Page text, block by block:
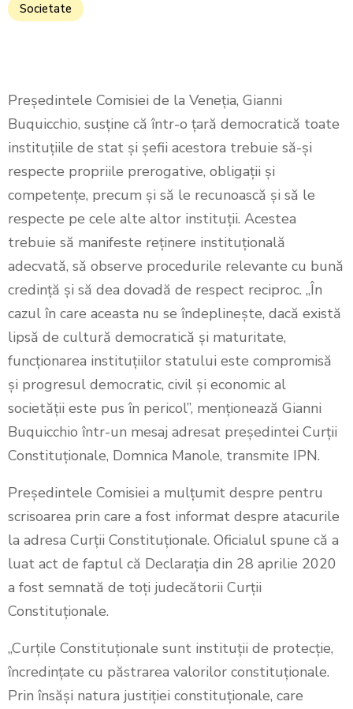
Societate
Președintele Comisiei de la Veneția, Gianni
Buquicchio, susține că într-o țară democratică toate
instituțiile de stat și șefii acestora trebuie să-și
respecte propriile prerogative, obligații și
competențe, precum și să le recunoască și să le
respecte pe cele alte altor instituții. Acestea
trebuie să manifeste reținere instituțională
adecvată, să observe procedurile relevante cu bună
credință și să dea dovadă de respect reciproc. „În
cazul în care aceasta nu se îndeplinește, dacă există
lipsă de cultură democratică și maturitate,
funcționarea instituțiilor statului este compromisă
și progresul democratic, civil și economic al
societății este pus în pericol”, menționează Gianni
Buquicchio într-un mesaj adresat președintei Curții
Constituționale, Domnica Manole, transmite IPN.
Președintele Comisiei a mulțumit despre pentru
scrisoarea prin care a fost informat despre atacurile
la adresa Curții Constituționale. Oficialul spune că a
luat act de faptul că Declarația din 28 aprilie 2020
a fost semnată de toți judecătorii Curții
Constituționale.
„Curțile Constituționale sunt instituții de protecție,
încredințate cu păstrarea valorilor constituționale.
Prin însăși natura justiției constituționale, care